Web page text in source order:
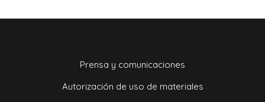
Prensa y comunicaciones
Autorización de uso de materiales